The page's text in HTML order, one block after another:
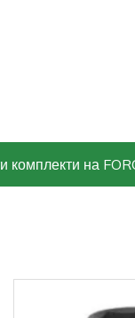
комплекти на